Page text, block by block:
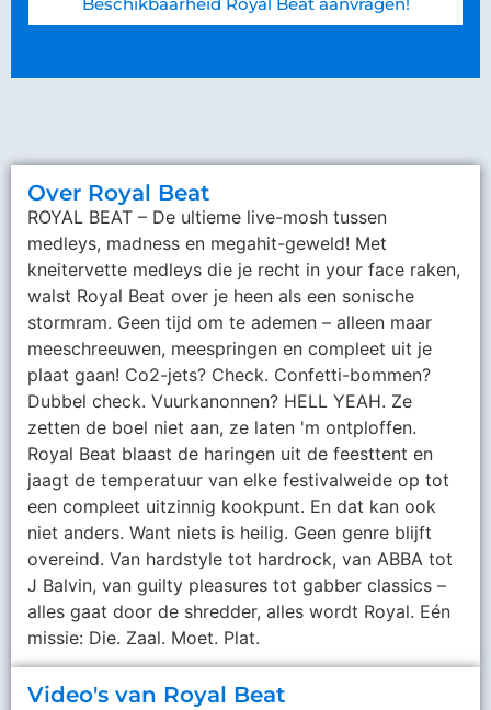
Over Royal Beat
ROYAL BEAT – De ultieme live-mosh tussen
medleys, madness en megahit-geweld! Met
kneitervette medleys die je recht in your face raken,
walst Royal Beat over je heen als een sonische
stormram. Geen tijd om te ademen – alleen maar
meeschreeuwen, meespringen en compleet uit je
plaat gaan! Co2-jets? Check. Confetti-bommen?
Dubbel check. Vuurkanonnen? HELL YEAH. Ze
zetten de boel niet aan, ze laten 'm ontploffen.
Royal Beat blaast de haringen uit de feesttent en
jaagt de temperatuur van elke festivalweide op tot
een compleet uitzinnig kookpunt. En dat kan ook
niet anders. Want niets is heilig. Geen genre blijft
overeind. Van hardstyle tot hardrock, van ABBA tot
J Balvin, van guilty pleasures tot gabber classics –
alles gaat door de shredder, alles wordt Royal. Eén
missie: Die. Zaal. Moet. Plat.
Video's van Royal Beat